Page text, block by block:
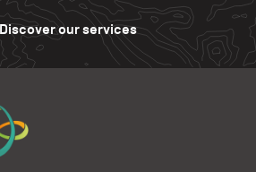
Discover our services